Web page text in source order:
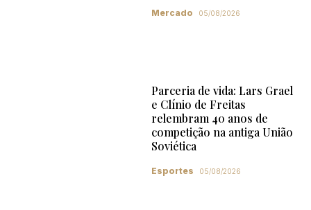
Mercado 05/08/2026
Parceria de vida: Lars Grael
e Clínio de Freitas
relembram 40 anos de
competição na antiga União
Soviética
Esportes 05/08/2026